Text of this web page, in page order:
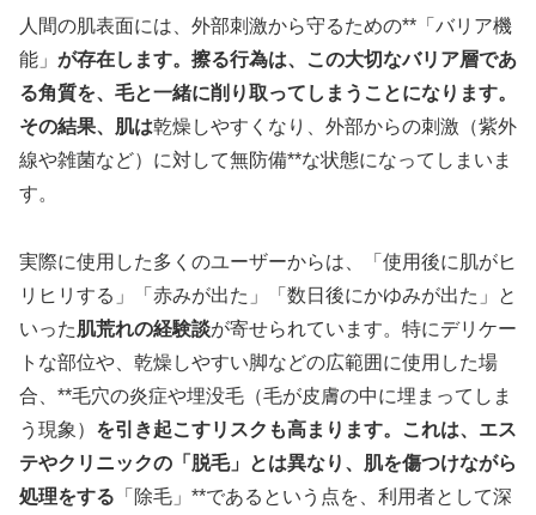
人間の肌表面には、外部刺激から守るための**「バリア機
能」 が存在します。擦る行為は、この大切なバリア層であ
る角質を、毛と一緒に削り取ってしまうことになります。
その結果、肌は乾燥しやすくなり、外部からの刺激（紫外
線や雑菌など）に対して無防備**な状態になってしまいま
す。
実際に使用した多くのユーザーからは、「使用後に肌がヒ
リヒリする」「赤みが出た」「数日後にかゆみが出た」と
いった肌荒れの経験談が寄せられています。特にデリケー
トな部位や、乾燥しやすい脚などの広範囲に使用した場
合、**毛穴の炎症や埋没毛（毛が皮膚の中に埋まってしま
う現象） を引き起こすリスクも高まります。これは、エス
テやクリニックの「脱毛」とは異なり、肌を傷つけながら
処理をする 「除毛」**であるという点を、利用者として深